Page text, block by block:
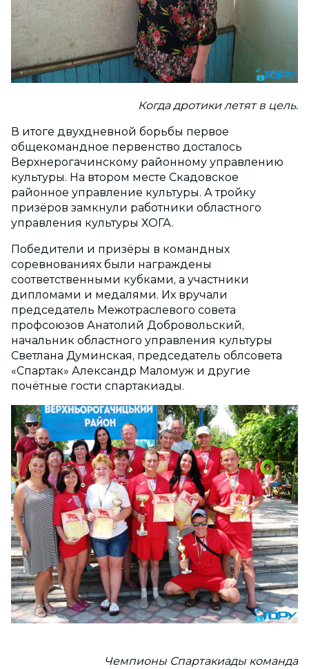
Когда дротики летят в цель.
В итоге двухдневной борьбы первое
общекомандное первенство досталось
Верхнерогачинскому районному управлению
культуры. На втором месте Скадовское
районное управление культуры. А тройку
призёров замкнули работники областного
управления культуры ХОГА.
Победители и призёры в командных
соревнованиях были награждены
соответственными кубками, а участники
дипломами и медалями. Их вручали
председатель Межотраслевого совета
профсоюзов Анатолий Добровольский,
начальник областного управления культуры
Светлана Думинская, председатель облсовета
«Спартак» Александр Маломуж и другие
почётные гости спартакиады.
Чемпионы Спартакиады команда